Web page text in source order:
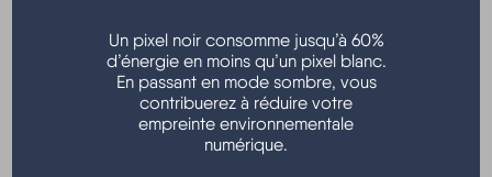
Localisation
Un pixel noir consomme jusqu’à 60%
d’énergie en moins qu’un pixel blanc.
En passant en mode sombre, vous
contribuerez à réduire votre
empreinte environnementale
numérique.